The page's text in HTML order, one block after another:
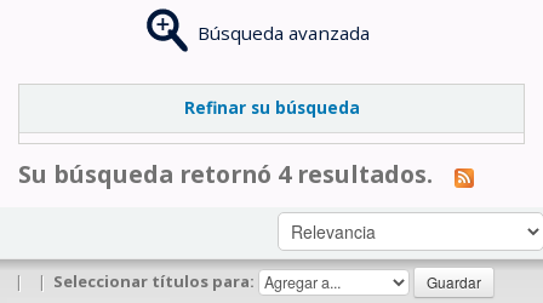
Búsqueda avanzada
Refinar su búsqueda
Su búsqueda retornó 4 resultados.
| | Seleccionar títulos para: